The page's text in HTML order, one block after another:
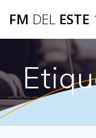
FM DEL ESTE